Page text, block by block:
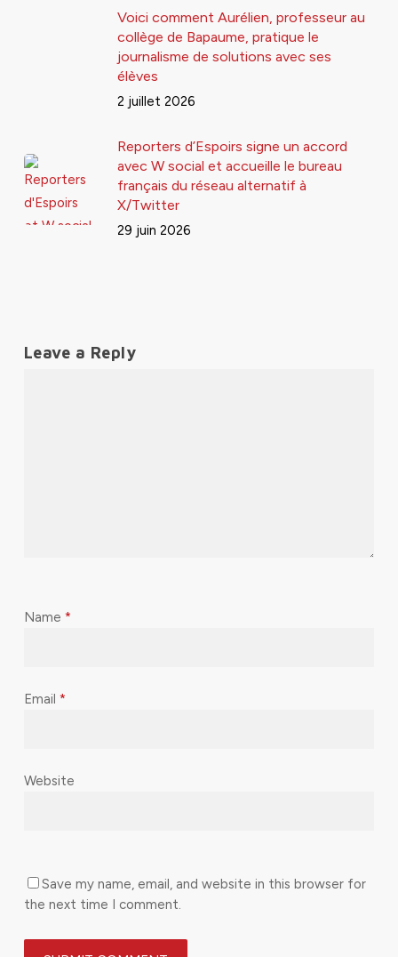
Voici comment Aurélien, professeur au
collège de Bapaume, pratique le
journalisme de solutions avec ses
élèves
2 juillet 2026
Reporters d’Espoirs signe un accord
avec W social et accueille le bureau
français du réseau alternatif à
X/Twitter
29 juin 2026
Leave a Reply
Name *
Email *
Website
Save my name, email, and website in this browser for
the next time I comment.